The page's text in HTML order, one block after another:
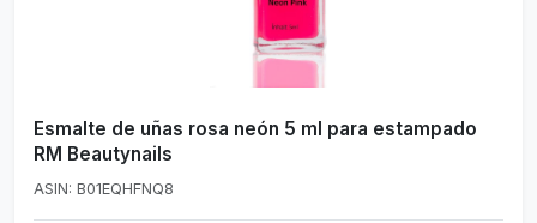
Esmalte de uñas rosa neón 5 ml para estampado
RM Beautynails
ASIN: B01EQHFNQ8